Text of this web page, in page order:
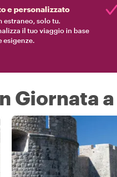
e personalizzato
estraneo, solo tu.
il tuo viaggio in base
esigenze.
Giornata